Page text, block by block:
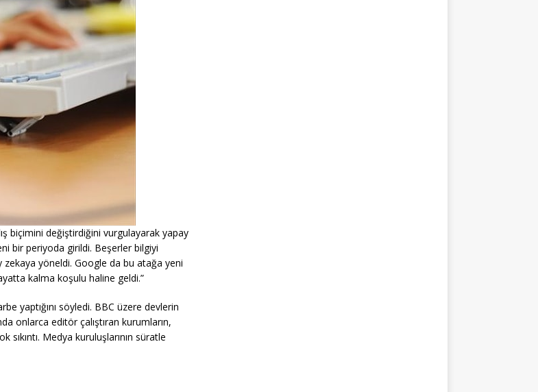
biçimini değiştirdiğini vurgulayarak yapay
bir periyoda girildi. Beşerler bilgiyi
yöneldi. Google da bu atağa yeni
kalma koşulu haline geldi.”
yaptığını söyledi. BBC üzere devlerin
onlarca editör çalıştıran kurumların,
Medya kuruluşlarının süratle